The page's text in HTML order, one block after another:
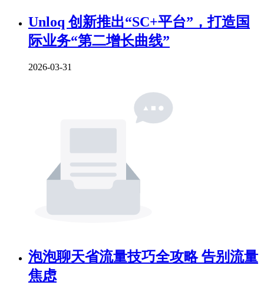
Unloq 创新推出“SC+平台”，打造国
际业务“第二增长曲线”
2026-03-31
泡泡聊天省流量技巧全攻略 告别流量
焦虑